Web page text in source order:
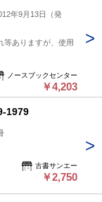
年9月13日（発
ありますが、使用
ノースブックセンター
￥4,203
1979
古書サンエー
￥2,750